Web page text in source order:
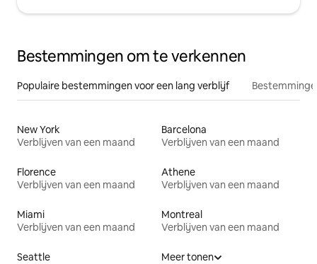
Bestemmingen om te verkennen
Populaire bestemmingen voor een lang verblijf
New York
Verblijven van een maand
Barcelona
Verblijven van een maand
Florence
Verblijven van een maand
Athene
Verblijven van een maand
Miami
Verblijven van een maand
Montreal
Verblijven van een maand
Seattle
Meer tonen